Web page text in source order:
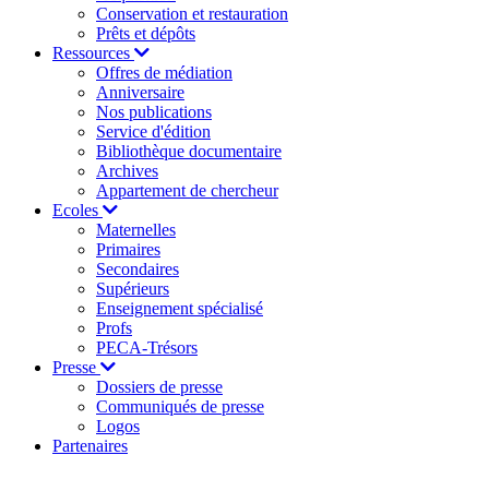
Conservation et restauration
Prêts et dépôts
Ressources
Offres de médiation
Anniversaire
Nos publications
Service d'édition
Bibliothèque documentaire
Archives
Appartement de chercheur
Ecoles
Maternelles
Primaires
Secondaires
Supérieurs
Enseignement spécialisé
Profs
PECA-Trésors
Presse
Dossiers de presse
Communiqués de presse
Logos
Partenaires